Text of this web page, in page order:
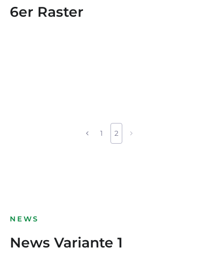
6er Raster
1 2
NEWS
News Variante 1